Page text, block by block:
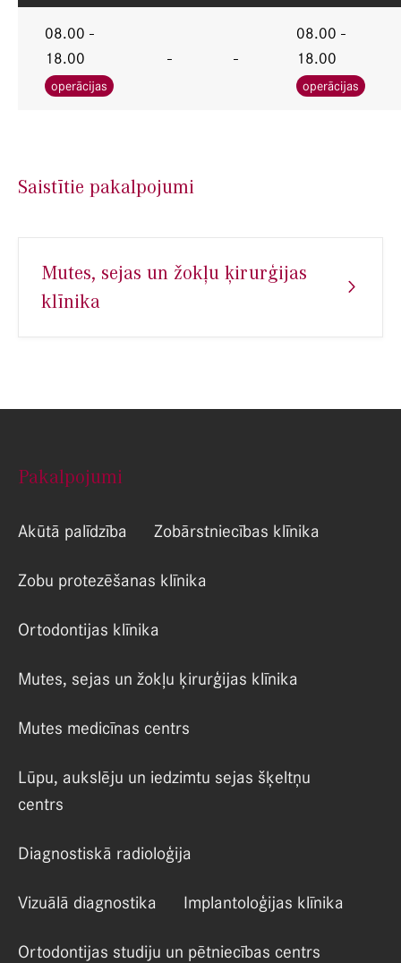
08.00 -
18.00
operācijas
- -
08.00 -
18.00
operācijas
Saistītie pakalpojumi
Mutes, sejas un žokļu ķirurģijas
klīnika
Pakalpojumi
Akūtā palīdzība Zobārstniecības klīnika
Zobu protezēšanas klīnika
Ortodontijas klīnika
Mutes, sejas un žokļu ķirurģijas klīnika
Mutes medicīnas centrs
Lūpu, aukslēju un iedzimtu sejas šķeltņu
centrs
Diagnostiskā radioloģija
Vizuālā diagnostika Implantoloģijas klīnika
Ortodontijas studiju un pētniecības centrs